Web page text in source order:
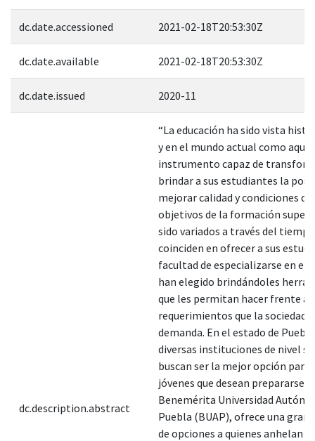
dc.date.accessioned 2021-02-18T20:53:30Z
dc.date.available 2021-02-18T20:53:30Z
dc.date.issued 2020-11
dc.description.abstract
“La educación ha sido vista
y en el mundo actual como aquel
instrumento capaz de
brindar a sus estudiantes la
mejorar calidad y condiciones de
objetivos de la formación
sido variados a través del
coinciden en ofrecer a sus
facultad de especializarse en el
han elegido brindándoles
que les permitan hacer frente a
requerimientos que la sociedad
demanda. En el estado de
diversas instituciones de nivel
buscan ser la mejor opción para
jóvenes que desean prepararse,
Benemérita Universidad
Puebla (BUAP), ofrece una gran
de opciones a quienes anhelan